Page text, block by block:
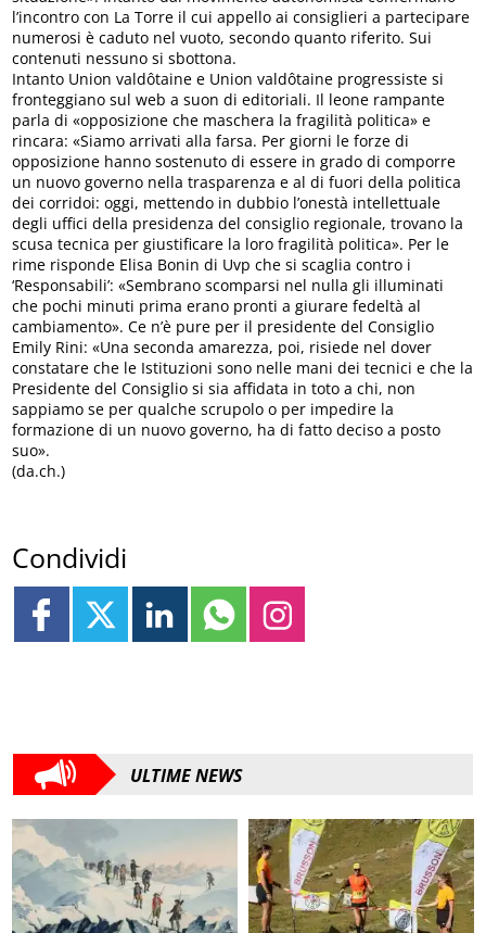
l’incontro con La Torre il cui appello ai consiglieri a partecipare
numerosi è caduto nel vuoto, secondo quanto riferito. Sui
contenuti nessuno si sbottona.
Intanto Union valdôtaine e Union valdôtaine progressiste si
fronteggiano sul web a suon di editoriali. Il leone rampante
parla di «opposizione che maschera la fragilità politica» e
rincara: «Siamo arrivati alla farsa. Per giorni le forze di
opposizione hanno sostenuto di essere in grado di comporre
un nuovo governo nella trasparenza e al di fuori della politica
dei corridoi: oggi, mettendo in dubbio l’onestà intellettuale
degli uffici della presidenza del consiglio regionale, trovano la
scusa tecnica per giustificare la loro fragilità politica». Per le
rime risponde Elisa Bonin di Uvp che si scaglia contro i
‘Responsabili’: «Sembrano scomparsi nel nulla gli illuminati
che pochi minuti prima erano pronti a giurare fedeltà al
cambiamento». Ce n’è pure per il presidente del Consiglio
Emily Rini: «Una seconda amarezza, poi, risiede nel dover
constatare che le Istituzioni sono nelle mani dei tecnici e che la
Presidente del Consiglio si sia affidata in toto a chi, non
sappiamo se per qualche scrupolo o per impedire la
formazione di un nuovo governo, ha di fatto deciso a posto
suo».
(da.ch.)
Condividi
ULTIME NEWS